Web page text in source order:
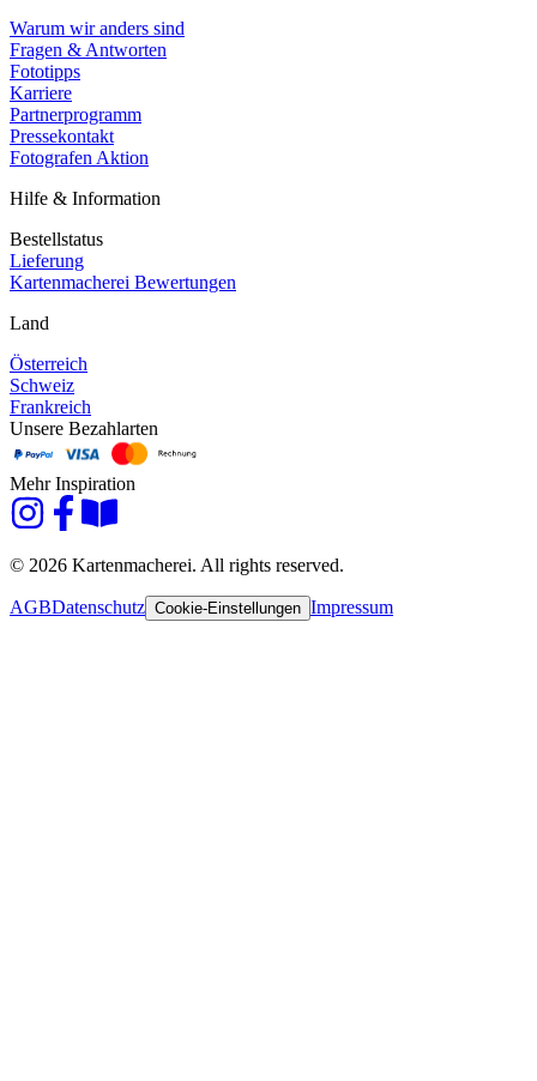
Warum wir anders sind
Fragen & Antworten
Fototipps
Karriere
Partnerprogramm
Pressekontakt
Fotografen Aktion
Hilfe & Information
Bestellstatus
Lieferung
Kartenmacherei Bewertungen
Land
Österreich
Schweiz
Frankreich
Unsere Bezahlarten
Mehr Inspiration
© 2026 Kartenmacherei. All rights reserved.
AGBDatenschutz Cookie-Einstellungen Impressum